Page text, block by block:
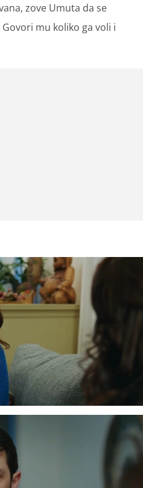
zove Umuta da se
mu koliko ga voli i